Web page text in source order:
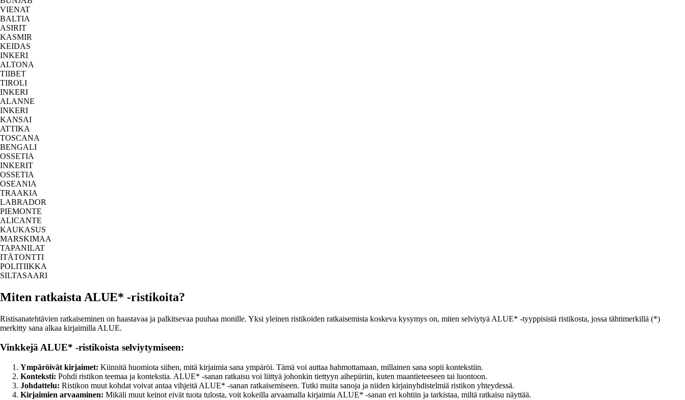
VIENAT
BALTIA
ASIRIT
KASMIR
KEIDAS
INKERI
ALTONA
TIIBET
TIROLI
INKERI
ALANNE
INKERI
KANSAI
ATTIKA
TOSCANA
BENGALI
OSSETIA
INKERIT
OSSETIA
OSEANIA
TRAAKIA
LABRADOR
PIEMONTE
ALICANTE
KAUKASUS
MARSKIMAA
TAPANILAT
ITÄTONTTI
POLITIIKKA
SILTASAARI
Miten ratkaista ALUE* -ristikoita?
Ristisanatehtävien ratkaiseminen on haastavaa ja palkitsevaa puuhaa monille. Yksi yleinen ristikoiden ratkaisemista koskeva kysymys on, miten selviytyä ALUE* -tyyppisistä ristikosta, jossa tähtimerkillä (*)
merkitty sana alkaa kirjaimilla ALUE.
Vinkkejä ALUE* -ristikoista selviytymiseen:
Ympäröivät kirjaimet: Kiinnitä huomiota siihen, mitä kirjaimia sana ympäröi. Tämä voi auttaa hahmottamaan, millainen sana sopii kontekstiin.
Konteksti: Pohdi ristikon teemaa ja kontekstia. ALUE* -sanan ratkaisu voi liittyä johonkin tiettyyn aihepiiriin, kuten maantieteeseen tai luontoon.
Johdattelu: Ristikon muut kohdat voivat antaa vihjeitä ALUE* -sanan ratkaisemiseen. Tutki muita sanoja ja niiden kirjainyhdistelmiä ristikon yhteydessä.
Kirjaimien arvaaminen: Mikäli muut keinot eivät tuota tulosta, voit kokeilla arvaamalla kirjaimia ALUE* -sanan eri kohtiin ja tarkistaa, miltä ratkaisu näyttää.